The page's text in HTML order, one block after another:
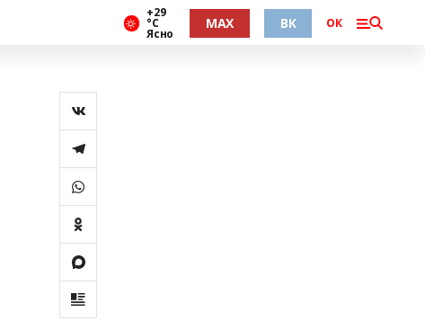
+29
°С
Ясно
MAX ВК ОК